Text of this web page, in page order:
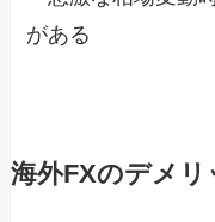
がある
海外FXのデメリ